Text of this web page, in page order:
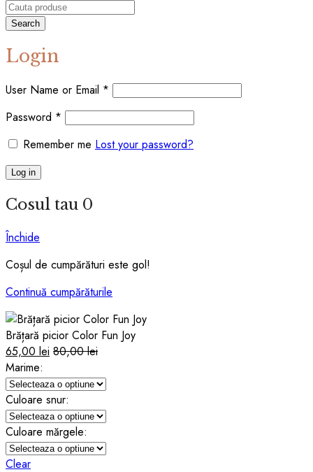
Search
Login
User Name or Email *
Password *
Remember me Lost your password?
Log in
Cosul tau 0
Închide
Coșul de cumpărături este gol!
Continuă cumpărăturile
Brățară picior Color Fun Joy
65,00 lei 80,00lei
Marime:
Culoare snur:
Culoare mărgele:
Clear